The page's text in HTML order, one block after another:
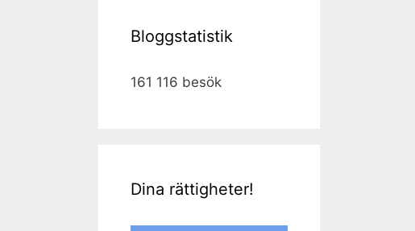
Bloggstatistik
161 116 besök
Dina rättigheter!